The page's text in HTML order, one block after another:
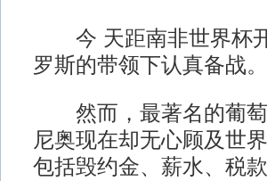
今 天距南非世界杯开
罗斯的带领下认真备战。
然而，最著名的葡萄
尼奥现在却无心顾及世
包括毁约金、薪水、税